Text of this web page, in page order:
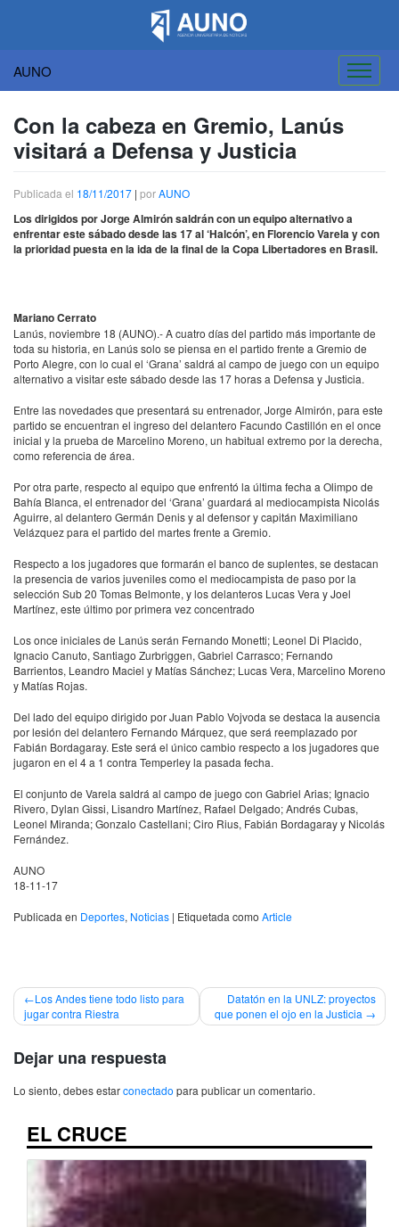
AUNO
contenido
Con la cabeza en Gremio, Lanús
visitará a Defensa y Justicia
Publicada el 18/11/2017 | porAUNO
Los dirigidos por Jorge Almirón saldrán con un equipo alternativo a
enfrentar este sábado desde las 17 al ‘Halcón’, en Florencio Varela y con
la prioridad puesta en la ida de la final de la Copa Libertadores en Brasil.
Mariano Cerrato
Lanús, noviembre 18 (AUNO).- A cuatro días del partido más importante de
toda su historia, en Lanús solo se piensa en el partido frente a Gremio de
Porto Alegre, con lo cual el ‘Grana’ saldrá al campo de juego con un equipo
alternativo a visitar este sábado desde las 17 horas a Defensa y Justicia.
Entre las novedades que presentará su entrenador, Jorge Almirón, para este
partido se encuentran el ingreso del delantero Facundo Castillón en el once
inicial y la prueba de Marcelino Moreno, un habitual extremo por la derecha,
como referencia de área.
Por otra parte, respecto al equipo que enfrentó la última fecha a Olimpo de
Bahía Blanca, el entrenador del ‘Grana’ guardará al mediocampista Nicolás
Aguirre, al delantero Germán Denis y al defensor y capitán Maximiliano
Velázquez para el partido del martes frente a Gremio.
Respecto a los jugadores que formarán el banco de suplentes, se destacan
la presencia de varios juveniles como el mediocampista de paso por la
selección Sub 20 Tomas Belmonte, y los delanteros Lucas Vera y Joel
Martínez, este último por primera vez concentrado
Los once iniciales de Lanús serán Fernando Monetti; Leonel Di Placido,
Ignacio Canuto, Santiago Zurbriggen, Gabriel Carrasco; Fernando
Barrientos, Leandro Maciel y Matías Sánchez; Lucas Vera, Marcelino Moreno
y Matías Rojas.
Del lado del equipo dirigido por Juan Pablo Vojvoda se destaca la ausencia
por lesión del delantero Fernando Márquez, que será reemplazado por
Fabián Bordagaray. Este será el único cambio respecto a los jugadores que
jugaron en el 4 a 1 contra Temperley la pasada fecha.
El conjunto de Varela saldrá al campo de juego con Gabriel Arias; Ignacio
Rivero, Dylan Gissi, Lisandro Martínez, Rafael Delgado; Andrés Cubas,
Leonel Miranda; Gonzalo Castellani; Ciro Rius, Fabián Bordagaray y Nicolás
Fernández.
AUNO
18-11-17
Publicada en Deportes, Noticias | Etiquetada como Article
Navegación
de
entradas
Los Andes tiene todo listo para
jugar contra Riestra
Datatón en la UNLZ: proyectos
que ponen el ojo en la Justicia
Dejar una respuesta
Lo siento, debes estarconectado para publicar un comentario.
EL CRUCE